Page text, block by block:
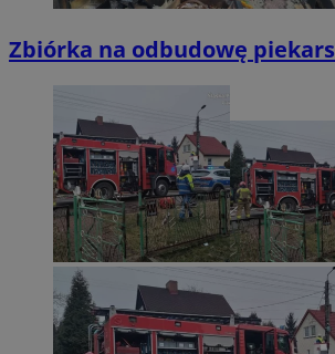
Zbiórka na odbudowę